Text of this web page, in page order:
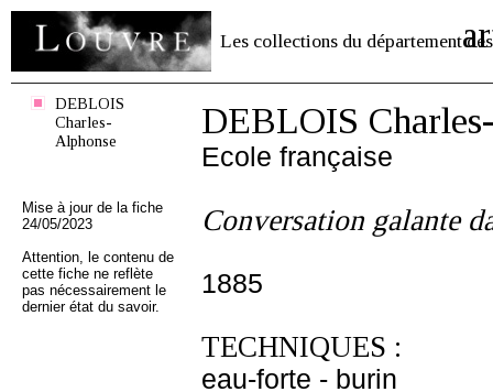
Les collections du département des
DEBLOIS
Charles-
Alphonse
Mise à jour de la fiche
24/05/2023
Attention, le contenu de
cette fiche ne reflète
pas nécessairement le
dernier état du savoir.
DEBLOIS
Ecole française
Conversation galante
1885
TECHNIQUES :
eau-forte - burin